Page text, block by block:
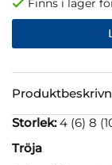
Finns i lager
Storlek:4 (6) 8
Tröja